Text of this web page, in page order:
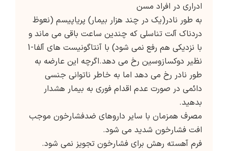
ادراری در افراد مسن
به طور نادر(یک در چند هزار بیمار) پریاپیسم (نعوظ
دردناک آلت تناسلی که چندین ساعت باقی می ماند و
با نزدیکی هم رفع نمی شود) با آنتاگونیست های آلفا-1
نظیر دوکسازوسین رخ می دهد.اگرچه این عارضه به
طور نادر رخ می دهد اما به خاطر ناتوانی جنسی
دائمی در صورت عدم اقدام فوری به بیمار هشدار
بدهید.
مصرف همزمان با سایر داروهای ضدفشارخون موجب
افت فشارخون شدید می شود.
فرم آهسته رهش برای فشارخون تجویز نمی شود.